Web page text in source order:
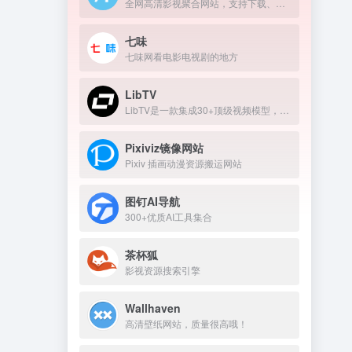
七味
七味网看电影电视剧的地方
LibTV
Pixiviz镜像网站
Pixiv 插画动漫资源搬运网站
图钉AI导航
300+优质AI工具集合
茶杯狐
影视资源搜索引擎
Wallhaven
高清壁纸网站，质量很高哦！